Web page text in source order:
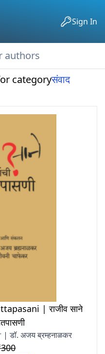
Sign In
categoryसंवाद
| राजीव साने
डॉ. अजय ब्रम्हनाळकर